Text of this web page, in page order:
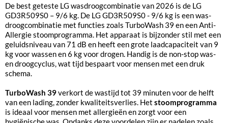
De best geteste LG wasdroogcombinatie van 2026 is de LG
GD3R509S0 – 9/6 kg. De LG GD3R509S0 - 9/6 kg is een was-
droogcombinatie met functies zoals TurboWash 39 en een Anti-
Allergie stoomprogramma. Het apparaat is bijzonder stil met een
geluidsniveau van 71 dB en heeft een grote laadcapaciteit van 9
kg voor wassen en 6 kg voor drogen. Handig is de non-stop was-
en droogcyclus, wat tijd bespaart voor mensen met een druk
schema.
TurboWash 39verkort de wastijd tot 39 minuten voor de helft
van een lading, zonder kwaliteitsverlies. Het stoomprogramma
is ideaal voor mensen met allergieën en zorgt voor een